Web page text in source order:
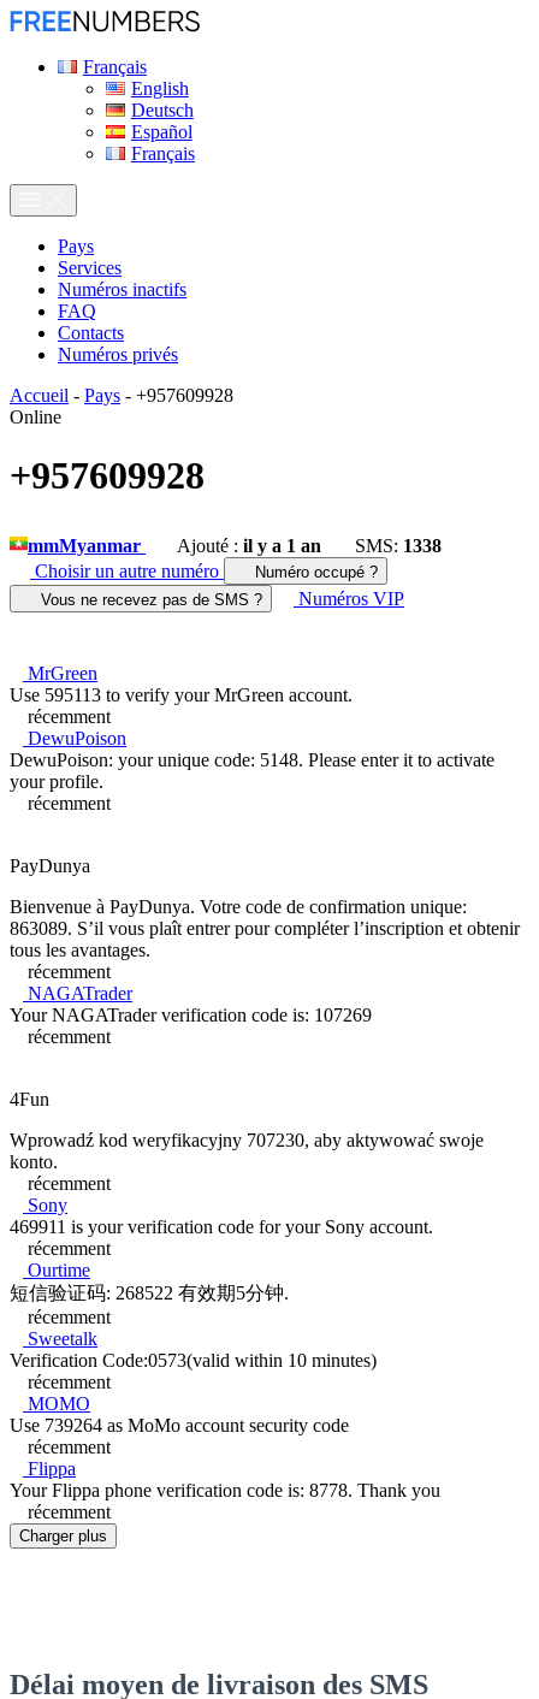
Français
English
Deutsch
Español
Français
Pays
Services
Numéros inactifs
FAQ
Contacts
Numéros privés
Accueil - Pays - +957609928
Online
+957609928
mmMyanmar Ajouté : il y a 1 an SMS: 1338
Choisir un autre numéro
Numéro occupé ?
Vous ne recevez pas de SMS ?
Numéros VIP
MrGreen
Use 595113 to verify your MrGreen account.
récemment
DewuPoison
DewuPoison: your unique code: 5148. Please enter it to activate
your profile.
récemment
PayDunya
Bienvenue à PayDunya. Votre code de confirmation unique:
863089. S’il vous plaît entrer pour compléter l’inscription et obtenir
tous les avantages.
récemment
NAGATrader
Your NAGATrader verification code is: 107269
récemment
4Fun
Wprowadź kod weryfikacyjny 707230, aby aktywować swoje
konto.
récemment
Sony
469911 is your verification code for your Sony account.
récemment
Ourtime
短信验证码: 268522 有效期5分钟.
récemment
Sweetalk
Verification Code:0573(valid within 10 minutes)
récemment
MOMO
Use 739264 as MoMo account security code
récemment
Flippa
Your Flippa phone verification code is: 8778. Thank you
récemment
Charger plus
Délai moyen de livraison des SMS